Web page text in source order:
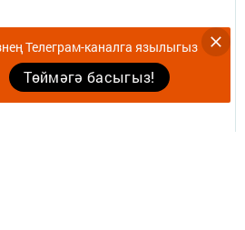
Телеграм-каналга язылыгыз
Төймәгә басыгыз!
(843) 222 09 84